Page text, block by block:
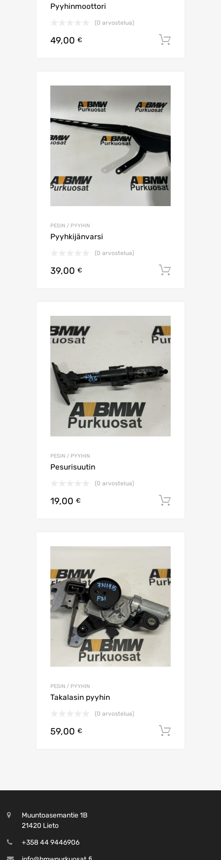
Pyyhinmoottori
(0 arvostelua)
49,00 €
PESIN / PYYHIN
Pyyhkijänvarsi
(0 arvostelua)
39,00 €
PESIN / PYYHIN
Pesurisuutin
(0 arvostelua)
19,00 €
PESIN / PYYHIN
Takalasin pyyhin
(0 arvostelua)
59,00 €
Muuntoasemantie 1B
21420 Lieto
+358 44 9446906